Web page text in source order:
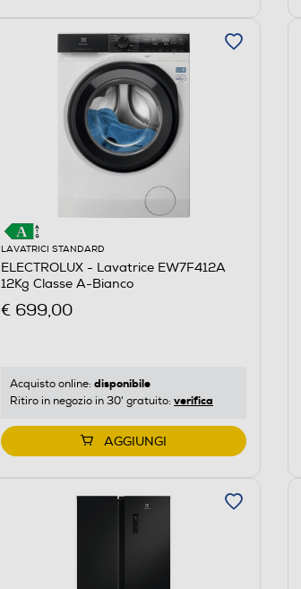
LAVATRICI STANDARD
ELECTROLUX - Lavatrice EW7F412A
12Kg Classe A-Bianco
€ 699,00
Acquisto online: disponibile
Ritiro in negozio in 30' gratuito: verifica
AGGIUNGI